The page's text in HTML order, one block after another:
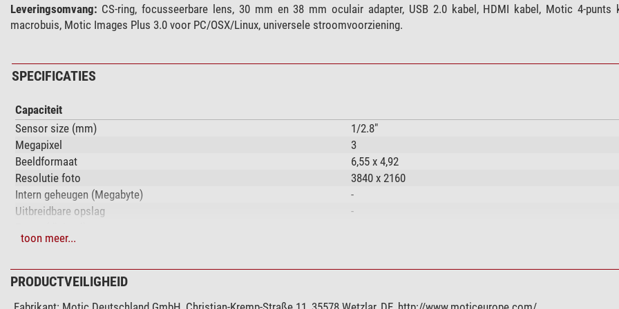
Leveringsomvang: CS-ring, focusseerbare lens, 30 mm en 38 mm oculair adapter, USB 2.0 kabel, HDMI kabel, Motic 4-punts
macrobuis, Motic Images Plus 3.0 voor PC/OSX/Linux, universele stroomvoorziening.
SPECIFICATIES
Capaciteit
Sensor size (mm)
1/2.8"
Megapixel
3
Beeldformaat
6,55 x 4,92
Resolutie foto
3840 x 2160
Intern geheugen (Megabyte)
-
Uitbreidbare opslag
-
Zoom (Optisch)
Resolutie video
toon meer...
PRODUCTVEILIGHEID